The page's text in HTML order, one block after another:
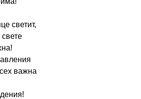
светит,
важна